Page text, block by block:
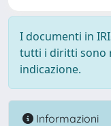
I documenti in
tutti i diritti sono
indicazione.
Informazioni